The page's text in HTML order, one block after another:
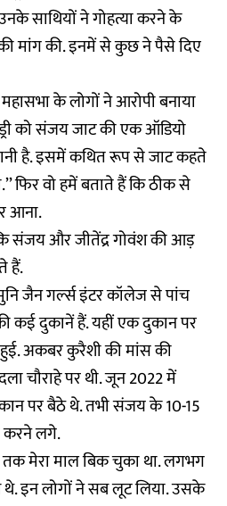
साथियों ने गोहत्या करने के
मांग की. इनमें से कुछ ने पैसे दिए
के लोगों ने आरोपी बनाया
को संजय जाट की एक ऑडियो
है. इसमें कथित रूप से जाट कहते
फिर वो हमें बताते हैं कि ठीक से
आना.
संजय और जीतेंद्र गोवंश की आड़
हैं.
मुनि जैन गर्ल्स इंटर कॉलेज से पांच
कई दुकानें हैं. यहीं एक दुकान पर
अकबर कुरैशी की मांस की
चौराहे पर थी. जून 2022 में
पर बैठे थे. तभी संजय के 10-15
करने लगे.
मेरा माल बिक चुका था. लगभग
इन लोगों ने सब लूट लिया. उसके